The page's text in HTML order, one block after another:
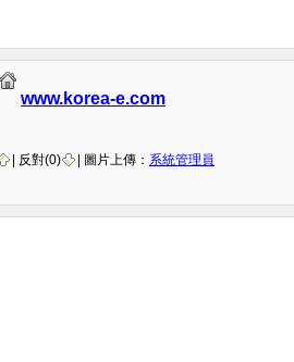
www.korea-e.com
反對(0) | 圖片上傳： 系統管理員